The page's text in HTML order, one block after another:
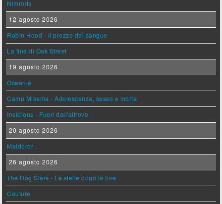
Nimrods
12 agosto 2026
Robin Hood - Il prezzo del sangue
La fine di Oak Street
19 agosto 2026
Oceania
Camp Miasma - Adolescenza, sesso e morte
Insidious - Fuori dall'altrove
20 agosto 2026
Maldoror
26 agosto 2026
The Dog Stars - Le stelle dopo la fine
Couture